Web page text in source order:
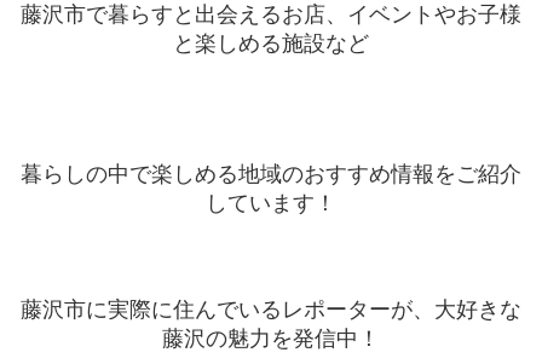
藤沢市で暮らすと出会えるお店、イベントやお子様
と楽しめる施設など
暮らしの中で楽しめる地域のおすすめ情報をご紹介
しています！
藤沢市に実際に住んでいるレポーターが、大好きな
藤沢の魅力を発信中！